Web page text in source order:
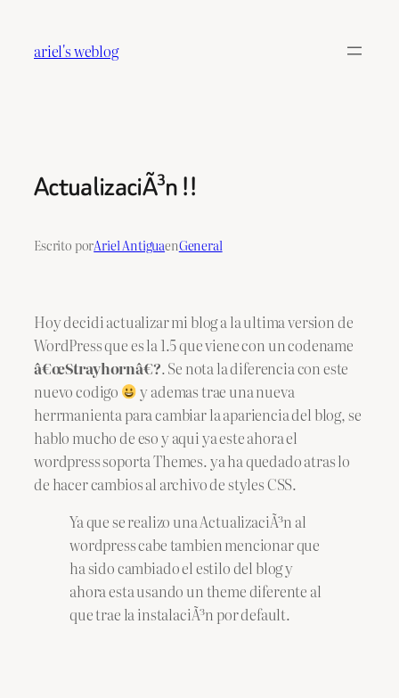
contenido
ariel's weblog
ActualizaciÃ³n !!
Escrito porAriel AntiguaenGeneral
Hoy decidi actualizar mi blog a la ultima version de
WordPress que es la 1.5 que viene con un codename
â€œStrayhornâ€?. Se nota la diferencia con este
nuevo codigo
y ademas trae una nueva
herrmanienta para cambiar la apariencia del blog, se
hablo mucho de eso y aqui ya este ahora el
wordpress soporta Themes. ya ha quedado atras lo
de hacer cambios al archivo de styles CSS.
Ya que se realizo una ActualizaciÃ³n al
wordpress cabe tambien mencionar que
ha sido cambiado el estilo del blog y
ahora esta usando un theme diferente al
que trae la instalaciÃ³n por default.